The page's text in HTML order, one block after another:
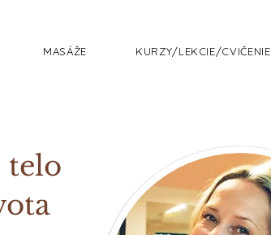
MASÁŽE KURZY/LEKCIE/CVIČENIE
telo